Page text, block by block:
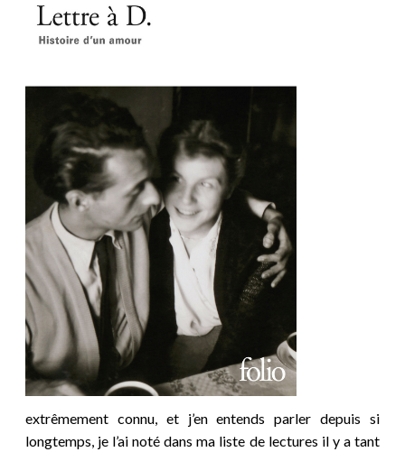
extrêmement connu, et j’en entends parler depuis si
longtemps, je l’ai noté dans ma liste de lectures il y a tant